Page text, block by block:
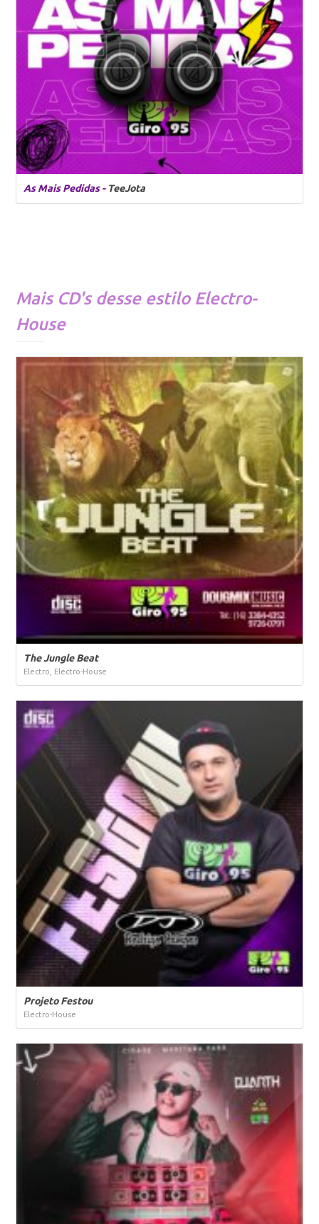
As Mais Pedidas - TeeJota
Mais CD's desse estilo Electro-
House
The Jungle Beat
Electro, Electro-House
Projeto Festou
Electro-House